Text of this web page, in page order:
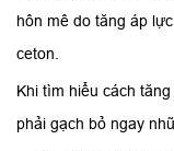
hôn mê do tăng áp
ceton.
Khi tìm hiểu cách
phải gạch bỏ ngay